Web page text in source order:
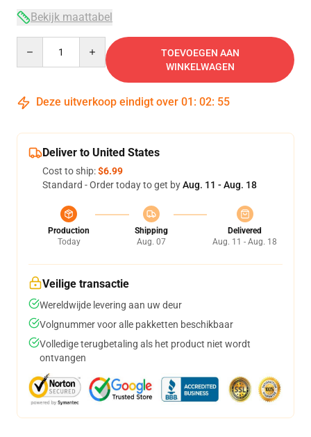
Bekijk maattabel
TOEVOEGEN AAN
WINKELWAGEN
Deze uitverkoop eindigt over 01 : 02: 54
Deliver to United States
Cost to ship:$6.99
Standard - Order today to get byAug. 11 - Aug. 18
Production
Today
Shipping
Aug. 07
Delivered
Aug. 11 - Aug. 18
Veilige transactie
Wereldwijde levering aan uw deur
Volgnummer voor alle pakketten beschikbaar
Volledige terugbetaling als het product niet wordt
ontvangen